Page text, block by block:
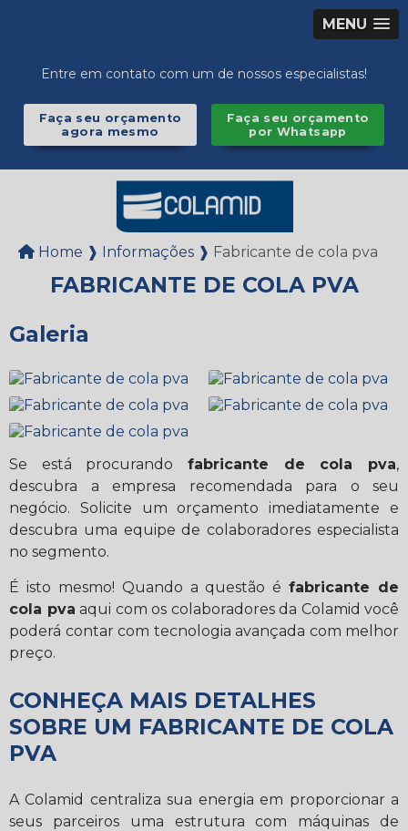
MENU
Entre em contato com um de nossos especialistas!
Faça seu orçamento
agora mesmo
Faça seu orçamento
por Whatsapp
Home ❱ Informações ❱ Fabricante de cola pva
FABRICANTE DE COLA PVA
Galeria
Se está procurando fabricante de cola pva,
descubra a empresa recomendada para o seu
negócio. Solicite um orçamento imediatamente e
descubra uma equipe de colaboradores especialista
no segmento.
É isto mesmo! Quando a questão éfabricante de
cola pva aqui com os colaboradores da Colamid você
poderá contar com tecnologia avançada com melhor
preço.
CONHEÇA MAIS DETALHES
SOBRE UM FABRICANTE DE COLA
PVA
A Colamid centraliza sua energia em proporcionar a
seus parceiros uma estrutura com máquinas de